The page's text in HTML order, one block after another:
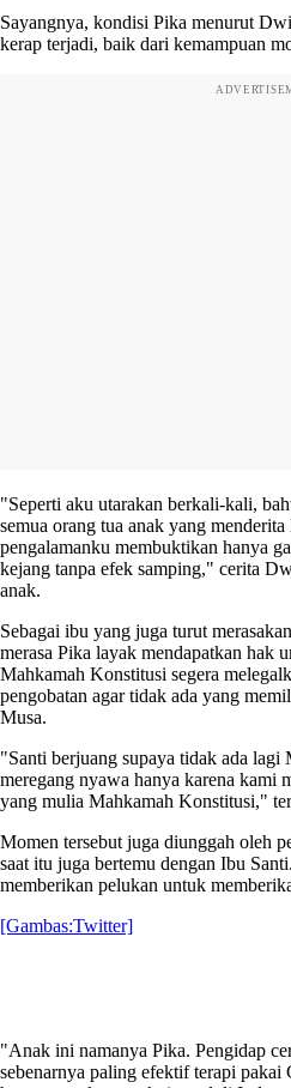
Sayangnya, kondisi Pika menurut
kerap terjadi, baik dari kemampuan
"Seperti aku utarakan berkali-kali,
semua orang tua anak yang
pengalamanku membuktikan hanya
kejang tanpa efek samping," cerita
anak.
Sebagai ibu yang juga turut
merasa Pika layak mendapatkan hak
Mahkamah Konstitusi segera
pengobatan agar tidak ada yang
Musa.
"Santi berjuang supaya tidak ada lagi
meregang nyawa hanya karena kami
yang mulia Mahkamah Konstitusi,"
Momen tersebut juga diunggah oleh
saat itu juga bertemu dengan Ibu
memberikan pelukan untuk
[Gambas:Twitter]
"Anak ini namanya Pika. Pengidap
sebenarnya paling efektif terapi